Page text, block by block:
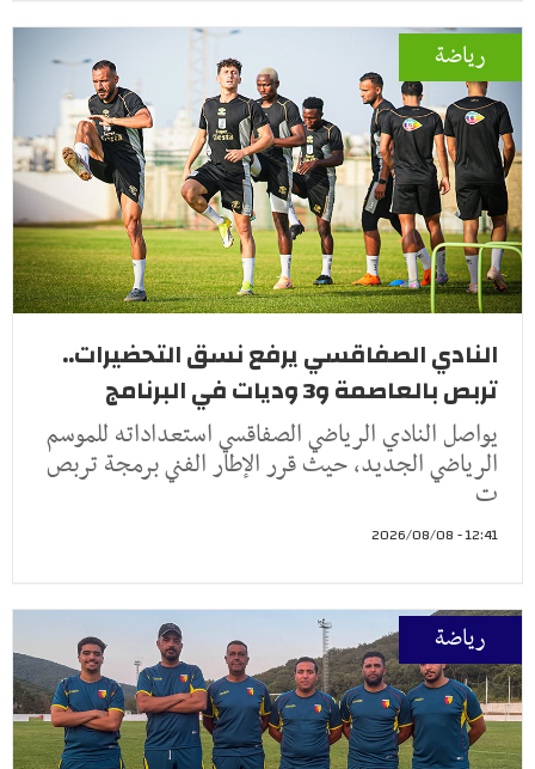
رياضة
النادي الصفاقسي يرفع نسق التحضيرات..
تربص بالعاصمة و3 وديات في البرنامج
يواصل النادي الرياضي الصفاقسي استعداداته للموسم
الرياضي الجديد، حيث قرر الإطار الفني برمجة تربص
ت
12:41 - 2026/08/08
رياضة